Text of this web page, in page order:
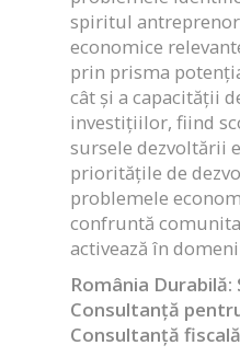
spiritul
economice
prin prisma
cât și a capacității
investițiilor, fiind
sursele dezvoltării
prioritățile de
problemele
confruntă
activează în
România Durabilă:
Consultanță
Consultanță fiscală